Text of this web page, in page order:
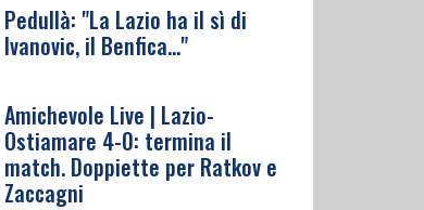
Pedullà: "La Lazio ha il sì di
Ivanovic, il Benfica…"
Amichevole Live | Lazio-
Ostiamare 4-0: termina il
match. Doppiette per Ratkov e
Zaccagni